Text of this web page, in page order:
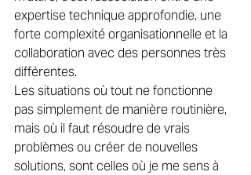
expertise technique approfondie, une
forte complexité organisationnelle et la
collaboration avec des personnes très
différentes.
Les situations où tout ne fonctionne
pas simplement de manière routinière,
mais où il faut résoudre de vrais
problèmes ou créer de nouvelles
solutions, sont celles où je me sens à